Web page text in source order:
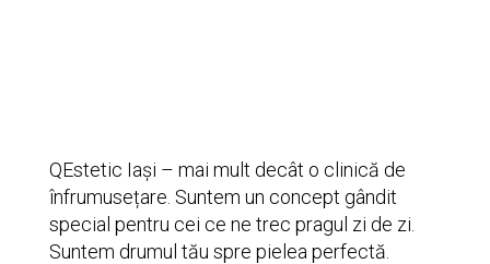
QEstetic Iași – mai mult decât o clinică de
înfrumusețare. Suntem un concept gândit
special pentru cei ce ne trec pragul zi de zi.
Suntem drumul tău spre pielea perfectă.